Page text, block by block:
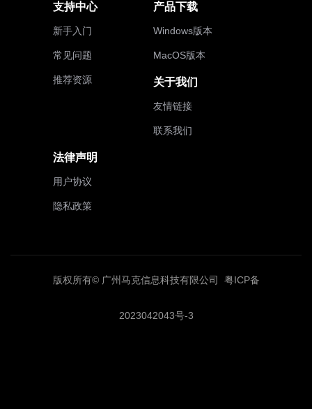
支持中心
新手入门
常见问题
推荐资源
产品下载
Windows版本
MacOS版本
关于我们
友情链接
联系我们
法律声明
用户协议
隐私政策
版权所有© 广州马克信息科技有限公司 粤ICP备
2023042043号-3